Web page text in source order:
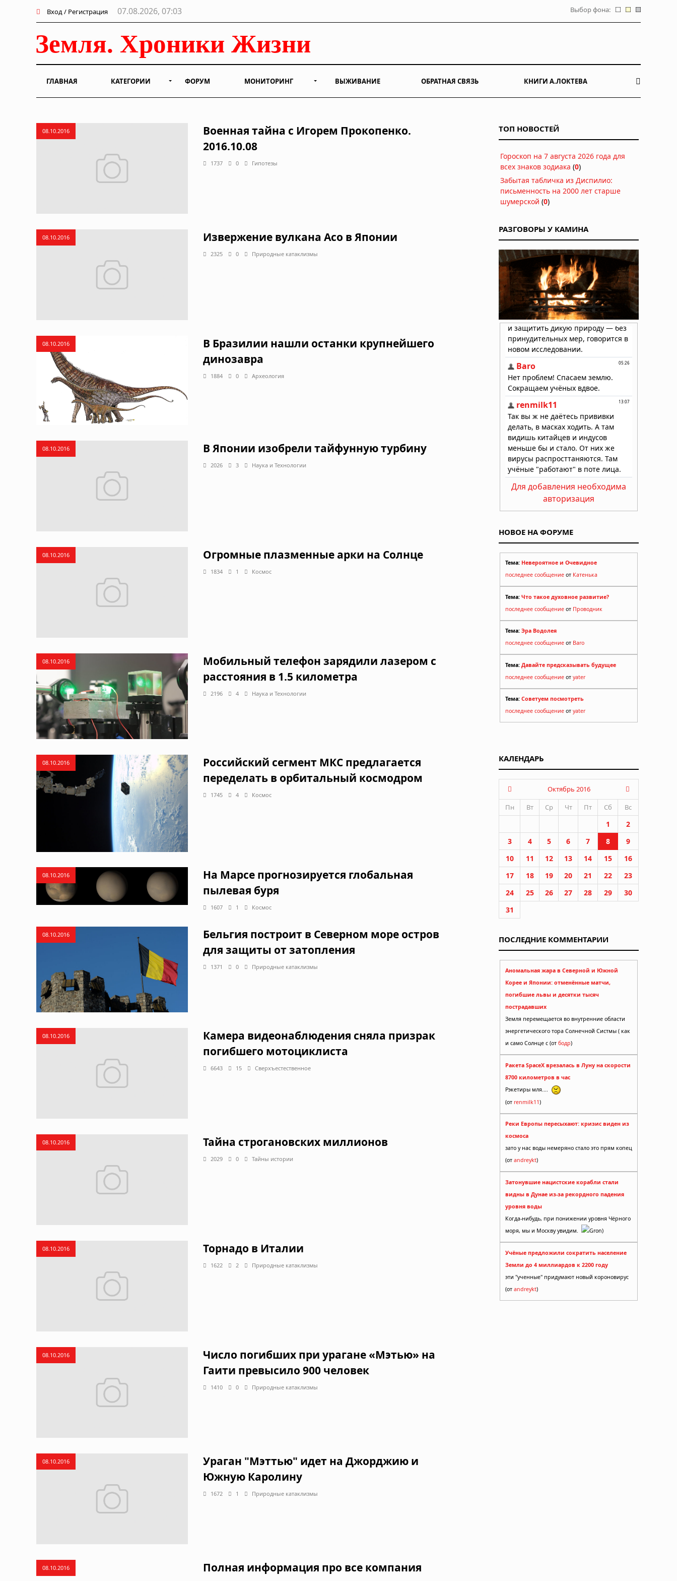
Вход / Регистрация 07.08.2026, 07:03 Выбор фона:
ГЛАВНАЯ КАТЕГОРИИ ФОРУМ МОНИТОРИНГ ВЫЖИВАНИЕ ОБРАТНАЯ СВЯЗЬ КНИГИ А.ЛОКТЕВА
08.10.2016
Военная тайна с Игорем Прокопенко.
2016.10.08
1737 0 Гипотезы
08.10.2016 Извержение вулкана Асо в Японии
2325 0 Природные катаклизмы
08.10.2016
В Бразилии нашли останки крупнейшего
динозавра
1884 0 Археология
08.10.2016 В Японии изобрели тайфунную турбину
2026 3 Наука и Технологии
08.10.2016 Огромные плазменные арки на Солнце
1834 1 Космос
08.10.2016
Мобильный телефон зарядили лазером с
расстояния в 1.5 километра
2196 4 Наука и Технологии
08.10.2016
Российский сегмент МКС предлагается
переделать в орбитальный космодром
1745 4 Космос
08.10.2016
На Марсе прогнозируется глобальная
пылевая буря
1607 1 Космос
08.10.2016
Бельгия построит в Северном море остров
для защиты от затопления
1371 0 Природные катаклизмы
08.10.2016
Камера видеонаблюдения сняла призрак
погибшего мотоциклиста
6643 15 Сверхъестественное
08.10.2016 Тайна строгановских миллионов
2029 0 Тайны истории
08.10.2016 Торнадо в Италии
1622 2 Природные катаклизмы
08.10.2016
Число погибших при урагане «Мэтью» на
Гаити превысило 900 человек
1410 0 Природные катаклизмы
08.10.2016
Ураган "Мэттью" идет на Джорджию и
Южную Каролину
1672 1 Природные катаклизмы
08.10.2016
Полная информация про все компания
ТОП НОВОСТЕЙ
Гороскоп на 7 августа 2026 года для
всех знаков зодиака (0)
Забытая табличка из Диспилио:
письменность на 2000 лет старше
шумерской (0)
РАЗГОВОРЫ У КАМИНА
Для добавления необходима
авторизация
НОВОЕ НА ФОРУМЕ
Тема: Невероятное и Очевидное
последнее сообщение от Катенька
Тема: Что такое духовное развитие?
последнее сообщение от Проводник
Тема: Эра Водолея
последнее сообщение от Baro
Тема: Давайте предсказывать будущее
последнее сообщение от yater
Тема: Советуем посмотреть
последнее сообщение от yater
КАЛЕНДАРЬ
Октябрь 2016
Пн
Вт Ср Чт Пт Сб Вс
1
2
3
4 5 6 7 8
9
10
11 12 13 14 15
16
17
18 19 20 21 22
23
24
25 26 27 28 29
30
31
ПОСЛЕДНИЕ КОММЕНТАРИИ
Аномальная жара в Северной и Южной
Корее и Японии: отменённые матчи,
погибшие львы и десятки тысяч
пострадавших
Земля перемещается во внутренние области
энергетического тора Солнечной Систмы ( как
и само Солнце с (от бодр)
Ракета SpaceX врезалась в Луну на скорости
8700 километров в час
Рэкетиры мля....
(от renmilk11)
Реки Европы пересыхают: кризис виден из
космоса
зато у нас воды немеряно стало это прям копец
(от andreykt)
Затонувшие нацистские корабли стали
видны в Дунае из-за рекордного падения
уровня воды
Когда-нибудь, при понижении уровня Чёрного
моря, мы и Москву увидим.
Gron)
Учёные предложили сократить население
Земли до 4 миллиардов к 2200 году
эти "ученные" придумают новый короновирус
(от andreykt)